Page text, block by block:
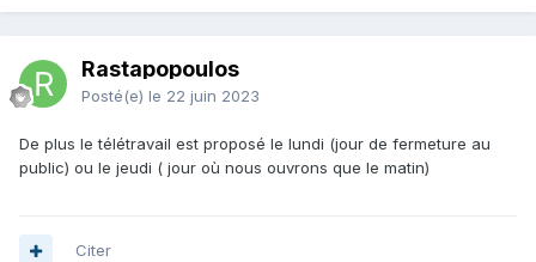
Rastapopoulos
Posté(e) le 22 juin 2023
De plus le télétravail est proposé le lundi (jour de fermeture au
public) ou le jeudi ( jour où nous ouvrons que le matin)
Citer